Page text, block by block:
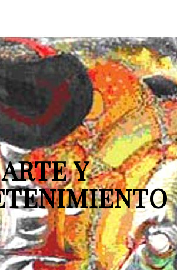
ARTE Y